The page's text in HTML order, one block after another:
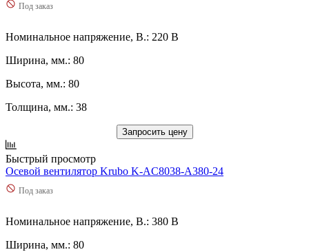
Под заказ
Номинальное напряжение, В.: 220 В
Ширина, мм.: 80
Высота, мм.: 80
Толщина, мм.: 38
Запросить цену
Быстрый просмотр
Осевой вентилятор Krubo K-AC8038-A380-24
Под заказ
Номинальное напряжение, В.: 380 В
Ширина, мм.: 80